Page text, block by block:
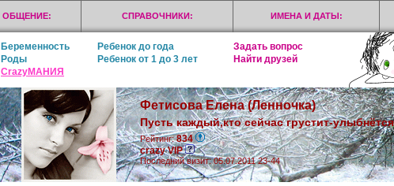
ОБЩЕНИЕ: СПРАВОЧНИКИ: ИМЕНА И ДАТЫ:
Беременность Ребенок до года
Задать вопрос
Роды
Ребенок от 1 до 3 лет
Найти друзей
CrazyМАНИЯ
Фетисова Елена (Ленночка)
Пусть каждый,кто сейчас грустит-
Рейтинг:834
crazy VIP
Последний визит: 05.07.2011 23-44